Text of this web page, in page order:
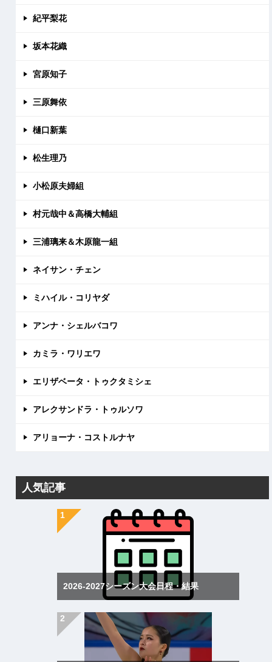
紀平梨花
坂本花織
宮原知子
三原舞依
樋口新葉
松生理乃
小松原夫婦組
村元哉中＆高橋大輔組
三浦璃来＆木原龍一組
ネイサン・チェン
ミハイル・コリヤダ
アンナ・シェルバコワ
カミラ・ワリエワ
エリザベータ・トゥクタミシェ
アレクサンドラ・トゥルソワ
アリョーナ・コストルナヤ
人気記事
2026-2027シーズン大会日程・結果